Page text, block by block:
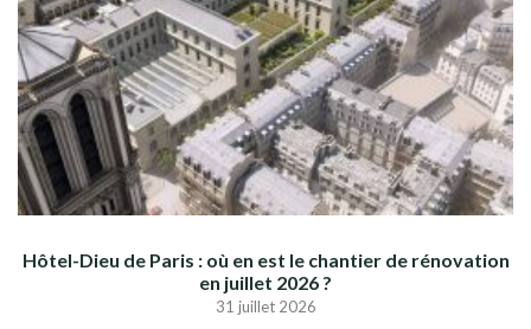
Hôtel-Dieu de Paris : où en est le chantier de rénovation
en juillet 2026 ?
31 juillet 2026